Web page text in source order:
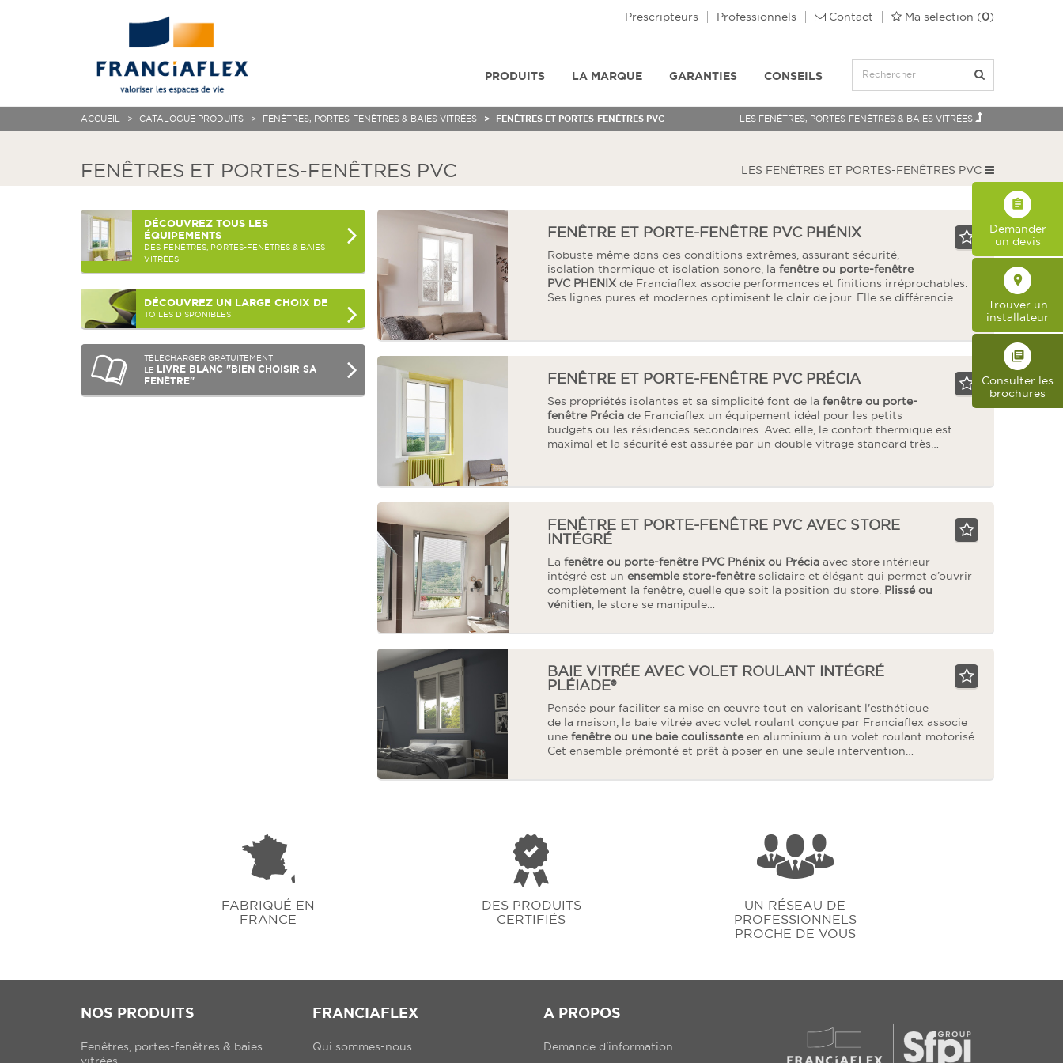
PRODUITS LA MARQUE GARANTIES CONSEILS
Prescripteurs Professionnels Contact Ma selection (0)
LES FENÊTRES, PORTES-FENÊTRES & BAIES VITRÉES
ACCUEIL CATALOGUE PRODUITS FENÊTRES, PORTES-FENÊTRES & BAIES VITRÉES FENÊTRES ET PORTES-FENÊTRES PVC
LES FENÊTRES ET PORTES-FENÊTRES PVC
FENÊTRES ET PORTES-FENÊTRES PVC
DÉCOUVREZ TOUS LES
ÉQUIPEMENTS
DES FENÊTRES, PORTES-FENÊTRES & BAIES
VITRÉES
DÉCOUVREZ UN LARGE CHOIX DE
TOILES DISPONIBLES
TÉLÉCHARGER GRATUITEMENT
LE LIVRE BLANC "BIEN CHOISIR SA
FENÊTRE"
FENÊTRE ET PORTE-FENÊTRE PVC PHÉNIX
Robuste même dans des conditions extrêmes, assurant sécurité,
isolation thermique et isolation sonore, la fenêtre ou porte-fenêtre
PVC PHENIX de Franciaflex associe performances et finitions irréprochables.
Ses lignes pures et modernes optimisent le clair de jour. Elle se différencie…
FENÊTRE ET PORTE-FENÊTRE PVC PRÉCIA
Ses propriétés isolantes et sa simplicité font de la fenêtre ou porte-
fenêtre Précia de Franciaflex un équipement idéal pour les petits
budgets ou les résidences secondaires. Avec elle, le confort thermique est
maximal et la sécurité est assurée par un double vitrage standard très…
FENÊTRE ET PORTE-FENÊTRE PVC AVEC STORE
INTÉGRÉ
La fenêtre ou porte-fenêtre PVC Phénix ou Précia avec store intérieur
intégré est un ensemble store-fenêtre solidaire et élégant qui permet d’ouvrir
complètement la fenêtre, quelle que soit la position du store. Plissé ou
vénitien, le store se manipule…
BAIE VITRÉE AVEC VOLET ROULANT INTÉGRÉ
PLÉIADE®
Pensée pour faciliter sa mise en œuvre tout en valorisant l'esthétique
de la maison, la baie vitrée avec volet roulant conçue par Franciaflex associe
une fenêtre ou une baie coulissanteen aluminium à un volet roulant motorisé.
Cet ensemble prémonté et prêt à poser en une seule intervention…
assignment
Demander
un devis
place
Trouver un
installateur
library_books
Consulter les
brochures
FABRIQUÉ EN
FRANCE
DES PRODUITS
CERTIFIÉS
UN RÉSEAU DE
PROFESSIONNELS
PROCHE DE VOUS
NOS PRODUITS
Fenêtres, portes-fenêtres & baies
FRANCIAFLEX
Qui sommes-nous
A PROPOS
Demande d'information